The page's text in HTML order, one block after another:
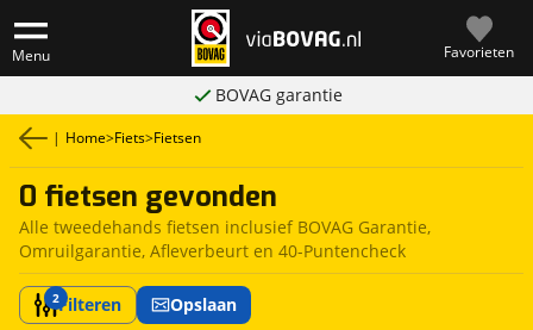
Menu Favorieten
BOVAG garantie
| Home>Fiets>Fietsen
0 fietsen gevonden
Alle tweedehands fietsen inclusief BOVAG Garantie,
Omruilgarantie, Afleverbeurt en 40-Puntencheck
2Filteren Opslaan